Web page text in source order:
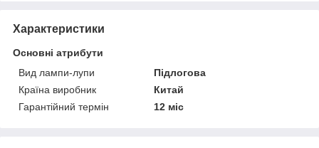
Характеристики
Основні атрибути
Вид лампи-лупи
Підлогова
Країна виробник
Китай
Гарантійний термін
12 міс